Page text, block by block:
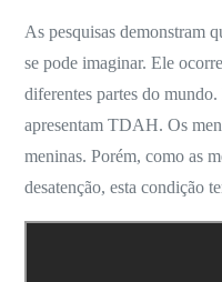
As pesquisas demonstram
se pode imaginar. Ele
diferentes partes do
apresentam TDAH. Os
meninas. Porém, como as
desatenção, esta condição